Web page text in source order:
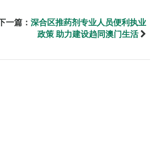
一篇： 深合区推药剂专业人员便利执业
政策 助力建设趋同澳门生活